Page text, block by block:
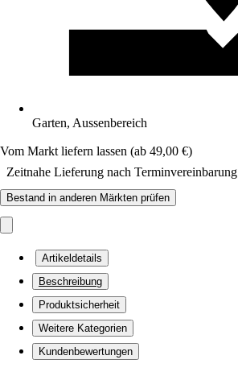
Garten, Aussenbereich
Vom Markt liefern lassen (ab 49,00 €)
Zeitnahe Lieferung nach Terminvereinbarung
Bestand in anderen Märkten prüfen
Artikeldetails
Beschreibung
Produktsicherheit
Weitere Kategorien
Kundenbewertungen